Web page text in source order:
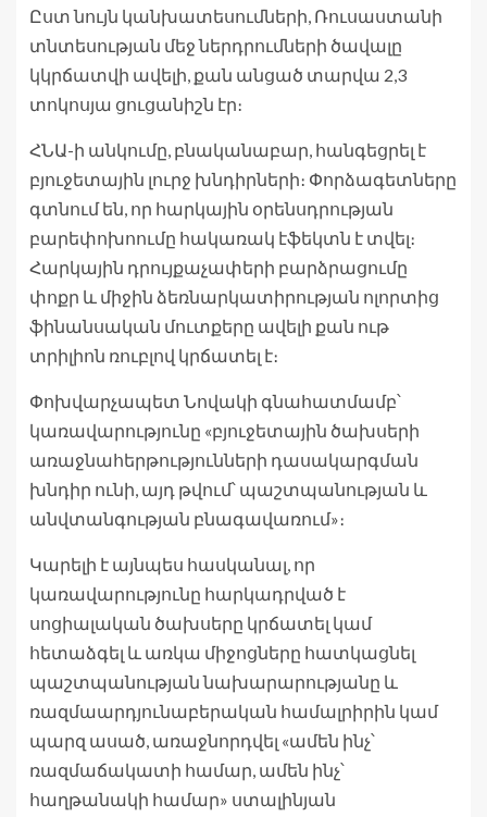
Ըստ նույն կանխատեսումների, Ռուսաստանի
տնտեսության մեջ ներդրումների ծավալը
կկրճատվի ավելի, քան անցած տարվա 2,3
տոկոսյա ցուցանիշն էր։
ՀՆԱ-ի անկումը, բնականաբար, հանգեցրել է
բյուջետային լուրջ խնդիրների։ Փորձագետները
գտնում են, որ հարկային օրենսդրության
բարեփոխոումը հակառակ էֆեկտն է տվել։
Հարկային դրույքաչափերի բարձրացումը
փոքր և միջին ձեռնարկատիրության ոլորտից
ֆինանսական մուտքերը ավելի քան ութ
տրիլիոն ռուբլով կրճատել է։
Փոխվարչապետ Նովակի գնահատմամբ՝
կառավարությունը «բյուջետային ծախսերի
առաջնահերթությունների դասակարգման
խնդիր ունի, այդ թվում՝ պաշտպանության և
անվտանգության բնագավառում»։
Կարելի է այնպես հասկանալ, որ
կառավարությունը հարկադրված է
սոցիալական ծախսերը կրճատել կամ
հետաձգել և առկա միջոցները հատկացնել
պաշտպանության նախարարությանը և
ռազմաարդյունաբերական համալրիրին կամ
պարզ ասած, առաջնորդվել «ամեն ինչ՝
ռազմաճակատի համար, ամեն ինչ՝
հաղթանակի համար» ստալինյան